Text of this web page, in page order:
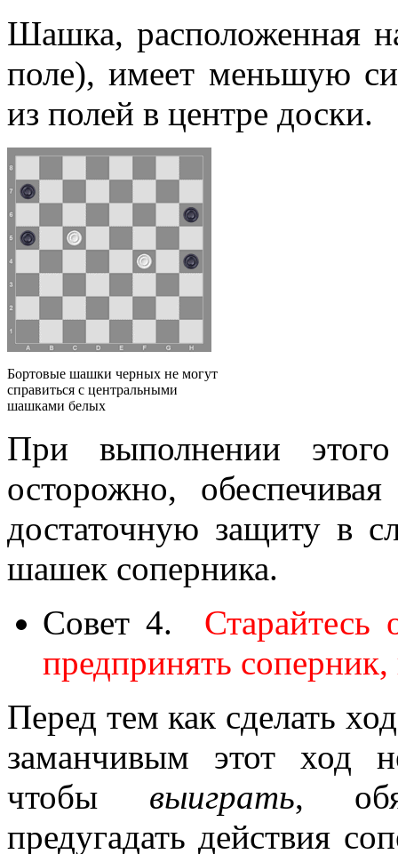
Шашка, расположенная
поле), имеет меньшую
из полей в центре доски.
Бортовые шашки черных не могут
справиться с центральными
шашками белых
При выполнении этого
осторожно,
достаточную защиту в
шашек соперника.
Совет 4. Старайтесь
предпринять соперник,
Перед тем как сделать
заманчивым этот ход
чтобы выиграть,
предугадать действия